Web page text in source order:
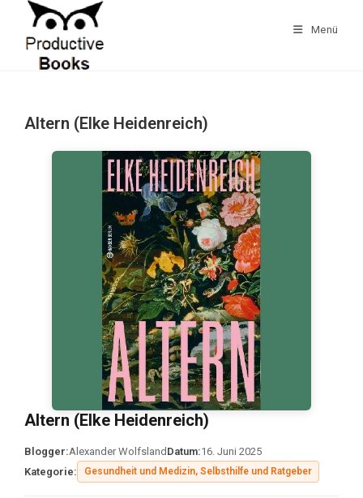
springen
Menü
Altern (Elke Heidenreich)
Altern (Elke Heidenreich)
Blogger:Alexander Wolfsland Datum:16. Juni 2025
Kategorie:
Gesundheit und Medizin, Selbsthilfe und Ratgeber